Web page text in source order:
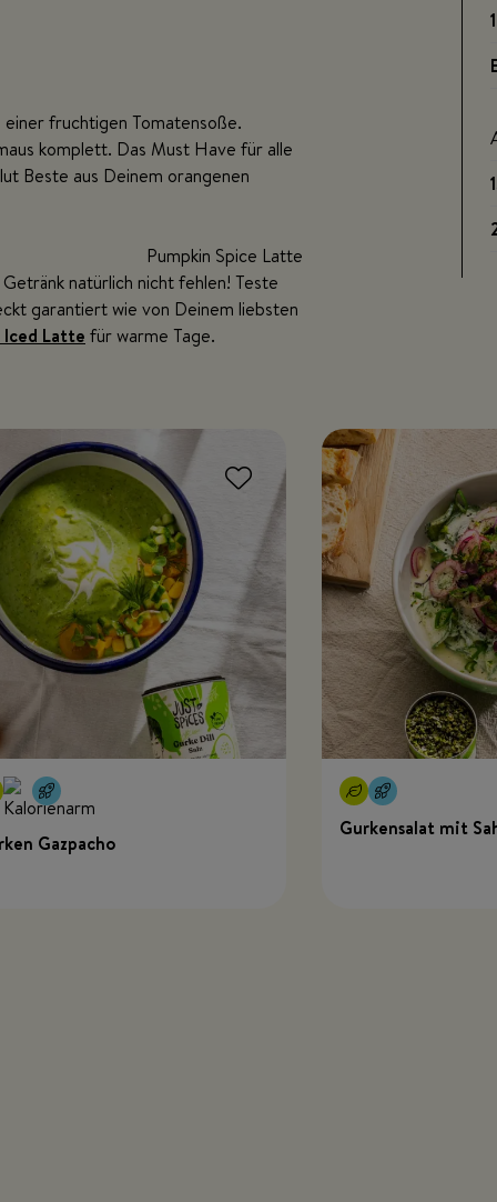
fruchtigen Tomatensoße.
komplett. Das Must Have für alle
Beste aus Deinem orangenen
Pumpkin Spice Latte
natürlich nicht fehlen! Teste
garantiert wie von Deinem liebsten
Latte für warme Tage.
Gazpacho
Gurkensalat mit